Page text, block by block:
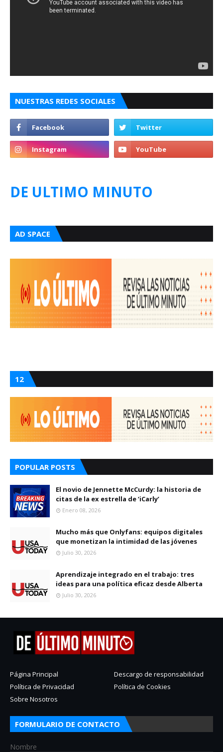
NUESTRAS REDES SOCIALES
DE ULTIMO MINUTO
AD SPACE
12
POPULAR POSTS
El novio de Jennette McCurdy: la historia de
citas de la ex estrella de ‘iCarly’
Enero 08, 2026
Mucho más que Onlyfans: equipos digitales
que monetizan la intimidad de las jóvenes
Julio 30, 2026
Aprendizaje integrado en el trabajo: tres
ideas para una política eficaz desde Alberta
Julio 30, 2026
Página Principal
Descargo de responsabilidad
Política de Privacidad
Política de Cookies
Sobre Nosotros
FORMULARIO DE CONTACTO
Nombre